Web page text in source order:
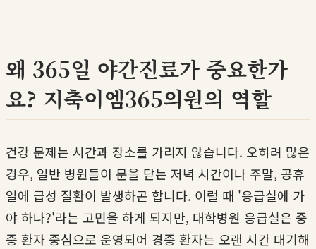
왜 365일 야간진료가 중요한가
요? 지축이엠365의원의 역할
건강 문제는 시간과 장소를 가리지 않습니다. 오히려 많은
경우, 일반 병원들이 문을 닫는 저녁 시간이나 주말, 공휴
일에 급성 질환이 발생하곤 합니다. 이럴 때 '응급실에 가
야 하나?'라는 고민을 하게 되지만, 대학병원 응급실은 중
증 환자 중심으로 운영되어 경증 환자는 오랜 시간 대기해